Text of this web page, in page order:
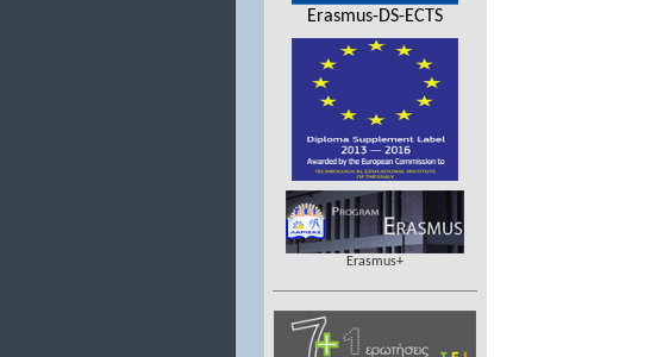
Erasmus-DS-ECTS
Erasmus+